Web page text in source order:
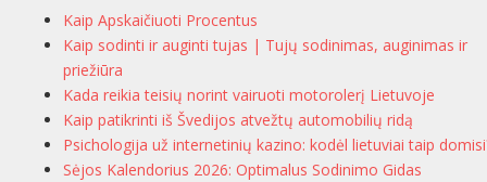
Kaip Apskaičiuoti Procentus
Kaip sodinti ir auginti tujas | Tujų sodinimas, auginimas ir
priežiūra
Kada reikia teisių norint vairuoti motorolerį Lietuvoje
Kaip patikrinti iš Švedijos atvežtų automobilių ridą
Psichologija už internetinių kazino: kodėl lietuviai taip
Sėjos Kalendorius 2026: Optimalus Sodinimo Gidas